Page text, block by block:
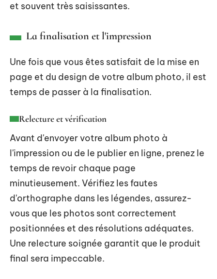
et souvent très saisissantes.
La finalisation et l'impression
Une fois que vous êtes satisfait de la mise en
page et du design de votre album photo, il est
temps de passer à la finalisation.
Relecture et vérification
Avant d'envoyer votre album photo à
l'impression ou de le publier en ligne, prenez le
temps de revoir chaque page
minutieusement. Vérifiez les fautes
d'orthographe dans les légendes, assurez-
vous que les photos sont correctement
positionnées et des résolutions adéquates.
Une relecture soignée garantit que le produit
final sera impeccable.